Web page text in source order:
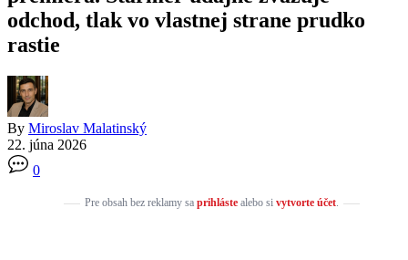
odchod, tlak vo vlastnej strane prudko
rastie
By Miroslav Malatinský
22. júna 2026
0
Pre obsah bez reklamy sa prihlástealebo si vytvorte účet.